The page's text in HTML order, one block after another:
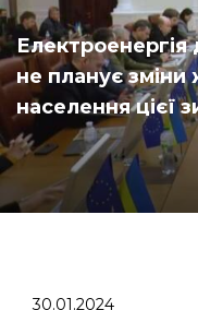
не планує
населення цієї
30.01.2024